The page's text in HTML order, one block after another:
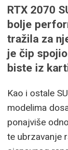
RTX 2070
bolje
tražila za
je čip
biste iz
Kao i ostale
modelima
ponajviše
te ubrzavanje